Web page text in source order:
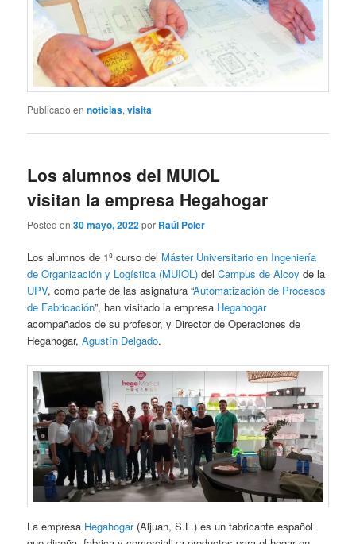
Publicado en noticias,visita
Los alumnos del MUIOL
visitan la empresa Hegahogar
Posted on30 mayo, 2022por Raúl Poler
Los alumnos de 1º curso del Máster Universitario en Ingeniería
de Organización y Logística (MUIOL) delCampus de Alcoy de la
UPV, como parte de las asignatura “Automatización de Procesos
de Fabricación”, han visitado la empresa Hegahogar
acompañados de su profesor, y Director de Operaciones de
Hegahogar,Agustín Delgado.
La empresa Hegahogar(Aljuan, S.L.) es un fabricante español